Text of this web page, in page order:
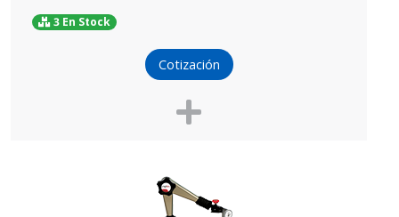
3 En Stock
Cotización